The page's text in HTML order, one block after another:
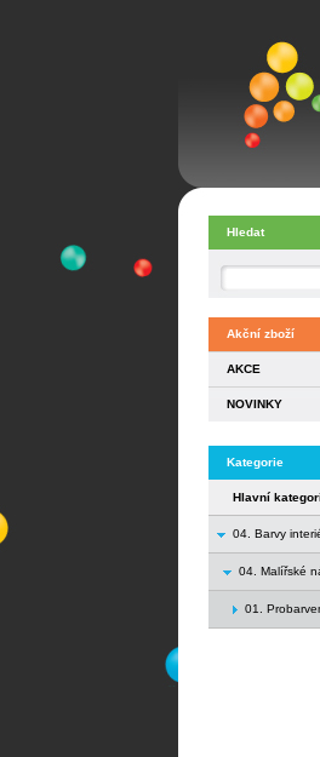
Hledat
Akční zboží
AKCE
NOVINKY
Kategorie
Hlavní
04. Barvy
04. Malířské
01.